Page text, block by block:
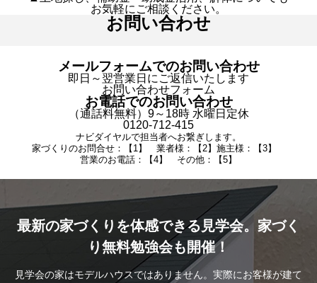
お気軽にご相談ください。
お問い合わせ
メールフォームでのお問い合わせ
即日～翌営業日にご返信いたします
お問い合わせフォーム
お電話でのお問い合わせ
（通話料無料）9～18時 水曜日定休
0120-712-415
ナビダイヤルで担当者へお繋ぎします。
家づくりのお問合せ：【1】 業者様：【2】施主様：【3】
営業のお電話：【4】 その他：【5】
最新の家づくりを体感できる見学会。家づく
り無料勉強会も開催！
見学会の家はモデルハウスではありません。実際にお客様が建て